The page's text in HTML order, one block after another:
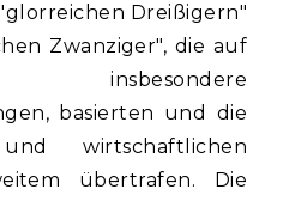
Dreißigern"
Zwanziger", die auf
insbesondere
basierten und die
wirtschaftlichen
übertrafen. Die